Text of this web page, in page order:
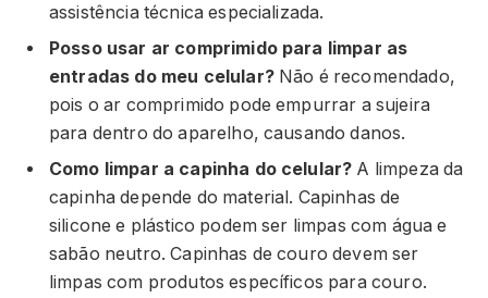
assistência técnica especializada.
Posso usar ar comprimido para limpar as
entradas do meu celular?Não é recomendado,
pois o ar comprimido pode empurrar a sujeira
para dentro do aparelho, causando danos.
Como limpar a capinha do celular? A limpeza da
capinha depende do material. Capinhas de
silicone e plástico podem ser limpas com água e
sabão neutro. Capinhas de couro devem ser
limpas com produtos específicos para couro.